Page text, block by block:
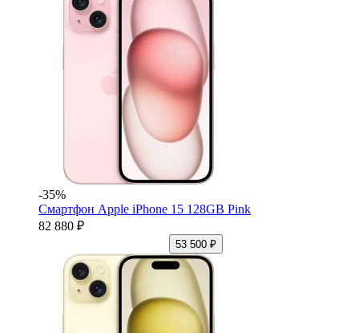
-35%
Смартфон Apple iPhone 15 128GB Pink
82 880 ₽
53 500 ₽